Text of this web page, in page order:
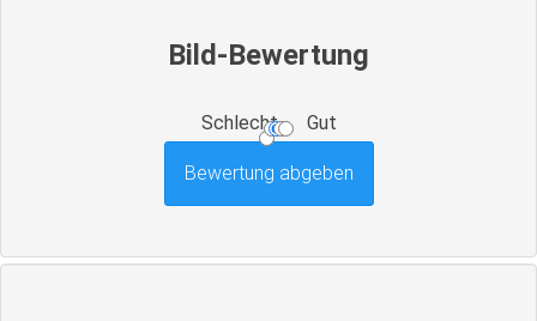
Bild-Bewertung
Schlecht Gut